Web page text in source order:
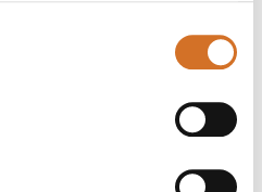
udstillerens stand på messen